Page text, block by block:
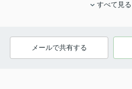
すべて見る
メールで共有する